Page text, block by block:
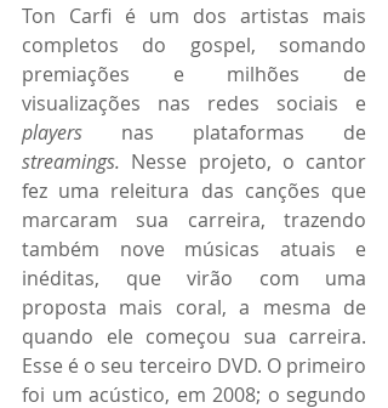
Ton Carfi é um dos artistas mais
completos do gospel, somando
premiações e milhões de
players
streamings. Nesse projeto, o cantor
fez uma releitura das canções que
marcaram sua carreira, trazendo
também nove músicas atuais e
inéditas, que virão com uma
proposta mais coral, a mesma de
quando ele começou sua carreira.
Esse é o seu terceiro DVD. O primeiro
foi um acústico, em 2008; o segundo